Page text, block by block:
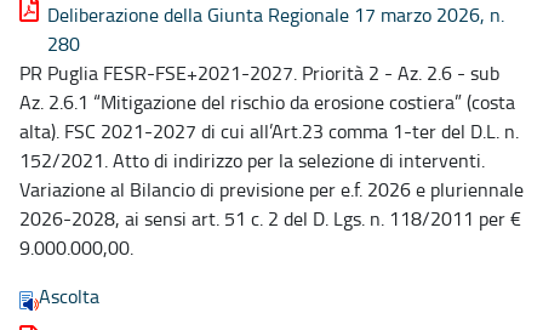
Deliberazione della Giunta Regionale 17 marzo 2026, n.
280
PR Puglia FESR-FSE+2021-2027. Priorità 2 - Az. 2.6 - sub
Az. 2.6.1 “Mitigazione del rischio da erosione costiera” (costa
alta). FSC 2021-2027 di cui all’Art.23 comma 1-ter del D.L. n.
152/2021. Atto di indirizzo per la selezione di interventi.
Variazione al Bilancio di previsione per e.f. 2026 e pluriennale
2026-2028, ai sensi art. 51 c. 2 del D. Lgs. n. 118/2011 per €
9.000.000,00.
Ascolta